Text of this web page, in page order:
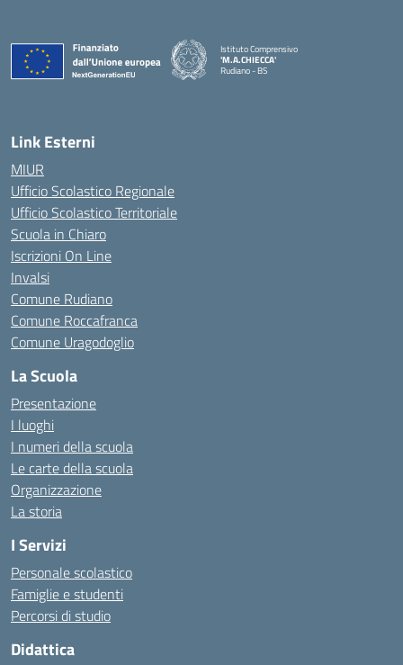
Istituto Comprensivo
'M.A.CHIECCA'
Rudiano - BS
Link Esterni
MIUR
Ufficio Scolastico Regionale
Ufficio Scolastico Territoriale
Scuola in Chiaro
Iscrizioni On Line
Invalsi
Comune Rudiano
Comune Roccafranca
Comune Uragodoglio
La Scuola
Presentazione
I luoghi
I numeri della scuola
Le carte della scuola
Organizzazione
La storia
I Servizi
Personale scolastico
Famiglie e studenti
Percorsi di studio
Didattica